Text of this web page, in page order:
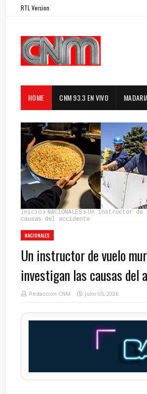
RTL Version
HOME CNM 93.3 EN VIVO
Inicio NACIONALES
Un instructor de
causas del accidente
NACIONALES
Un instructor de vuelo
investigan las causas del
Redacción CNM julio 05, 2026